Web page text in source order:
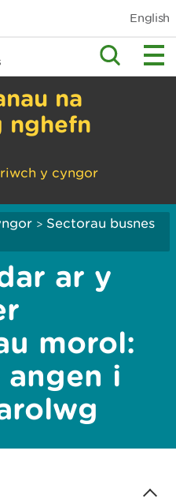
English
na
nghefn
y cyngor
> Sectorau busnes
ar y
morol:
i